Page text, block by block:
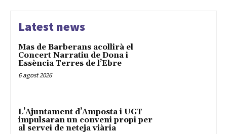
Latest news
Mas de Barberans acollirà el
Concert Narratiu de Dona i
Essència Terres de l’Ebre
6 agost 2026
L’Ajuntament d’Amposta i UGT
impulsaran un conveni propi per
al servei de neteja viària